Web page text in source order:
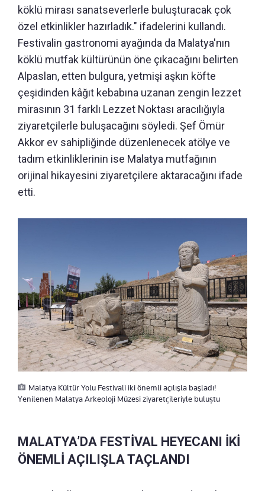
köklü mirası sanatseverlerle buluşturacak çok
özel etkinlikler hazırladık." ifadelerini kullandı.
Festivalin gastronomi ayağında da Malatya'nın
köklü mutfak kültürünün öne çıkacağını belirten
Alpaslan, etten bulgura, yetmişi aşkın köfte
çeşidinden kâğıt kebabına uzanan zengin lezzet
mirasının 31 farklı Lezzet Noktası aracılığıyla
ziyaretçilerle buluşacağını söyledi. Şef Ömür
Akkor ev sahipliğinde düzenlenecek atölye ve
tadım etkinliklerinin ise Malatya mutfağının
orijinal hikayesini ziyaretçilere aktaracağını ifade
etti.
Malatya Kültür Yolu Festivali iki önemli açılışla başladı!
Yenilenen Malatya Arkeoloji Müzesi ziyaretçileriyle buluştu
MALATYA’DA FESTİVAL HEYECANI İKİ
ÖNEMLİ AÇILIŞLA TAÇLANDI